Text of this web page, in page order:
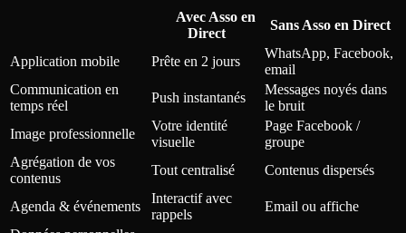
Avec Asso en
Direct
Sans Asso en Direct
Application mobile Prête en 2 jours
WhatsApp, Facebook,
email
Communication en
temps réel
Push instantanés
Messages noyés dans
le bruit
Image professionnelle
Votre identité
visuelle
Page Facebook /
groupe
Agrégation de vos
contenus
Tout centralisé Contenus dispersés
Agenda & événements
Interactif avec
rappels
Email ou affiche